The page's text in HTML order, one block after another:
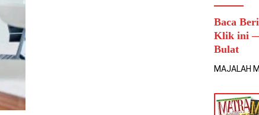
Baca
Klik ini —
Bulat
MAJALAH